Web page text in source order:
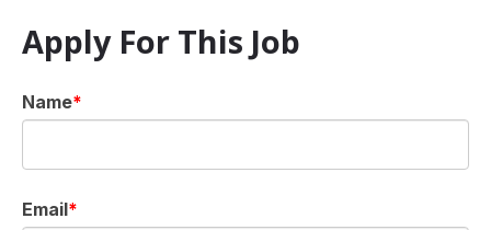
Apply For This Job
Name*
Email*